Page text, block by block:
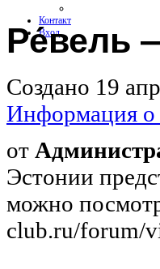
Контакт
Вход
Ре́вель
Создано 19
Информация о
от
Эстонии
можно
club.ru/forum/